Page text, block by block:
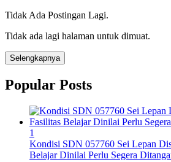
Tidak Ada Postingan Lagi.
Tidak ada lagi halaman untuk dimuat.
Selengkapnya
Popular Posts
1
Kondisi SDN 057760 Sei Lepan
Belajar Dinilai Perlu Segera